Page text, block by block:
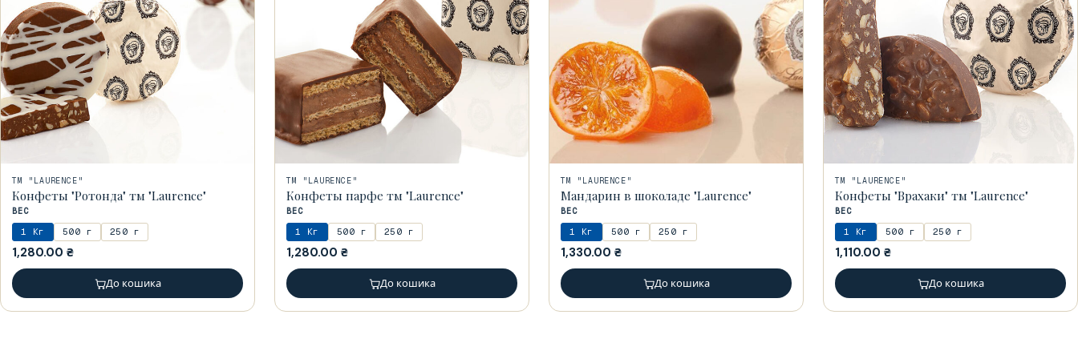
ТМ "LAURENCE"
Конфеты "Ротонда" тм "Laurence"
ВЕС
1 Кг 500 г 250 г
1,280.00 ₴
До кошика
ТМ "LAURENCE"
Конфеты парфе тм "Laurence"
ВЕС
1 Кг 500 г 250 г
1,280.00 ₴
До кошика
ТМ "LAURENCE"
Мандарин в шоколаде "Laurence"
ВЕС
1 Кг 500 г 250 г
1,330.00 ₴
До кошика
ТМ "LAURENCE"
Конфеты "Врахаки" тм "Laurence"
ВЕС
1 Кг 500 г 250 г
1,110.00 ₴
До кошика